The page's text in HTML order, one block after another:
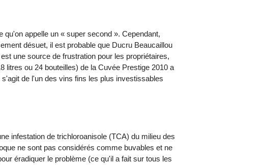
appelle un « super second ». Cependant,
désuet, il est probable que Ducru Beaucaillou
une source de frustration pour les propriétaires,
litres ou 24 bouteilles) de la Cuvée Prestige 2010 a
de l'un des vins fins les plus investissables
infestation de trichloroanisole (TCA) du milieu des
ne sont pas considérés comme buvables et ne
éradiquer le problème (ce qu'il a fait sur tous les